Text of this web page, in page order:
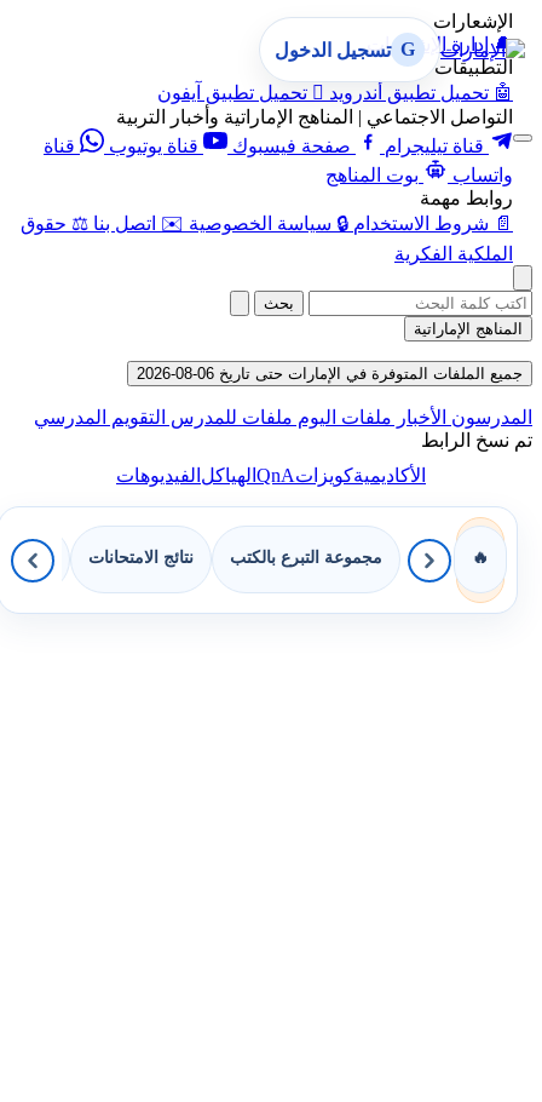
الإشعارات
🔔 إدارة الإشعارات
التطبيقات
🤖 تحميل تطبيق أندرويد  تحميل تطبيق آيفون
التواصل الاجتماعي | المناهج الإماراتية وأخبار التربية
قناة تيليجرام
صفحة فيسبوك قناة يوتيوب
قناة
واتساب
بوت المناهج
روابط مهمة
📄 شروط الاستخدام 🔒 سياسة الخصوصية ✉️ اتصل بنا ⚖️ حقوق
الملكية الفكرية
G تسجيل الدخول
بحث
المناهج الإماراتية
جميع الملفات المتوفرة في الإمارات حتى تاريخ 06-08-2026
المدرسون الأخبار ملفات اليوم ملفات للمدرس التقويم المدرسي
تم نسخ الرابط
الأكاديميةكويزاتQnAالهياكلالفيديوهات
🔥 مجموعة التبرع بالكتب نتائج الامتحانات